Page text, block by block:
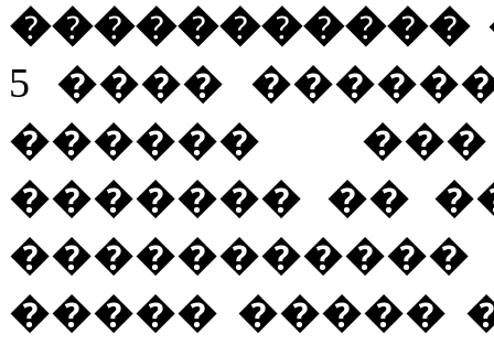
�����������
5 ����
������
������� ��
����� �����